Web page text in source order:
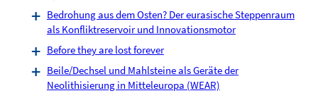
Bedrohung aus dem Osten? Der eurasische Steppenraum
als Konfliktreservoir und Innovationsmotor
Before they are lost forever
Beile/Dechsel und Mahlsteine als Geräte der
Neolithisierung in Mitteleuropa (WEAR)